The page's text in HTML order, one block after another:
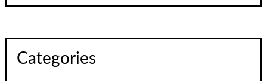
Categories